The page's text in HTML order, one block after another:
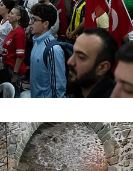
Diğer çerezler,
faaliyetlerinin yapılması,
tercihlerinizi aşağıda yer
Çerez Bilgilendirme
Verilerin Korunması